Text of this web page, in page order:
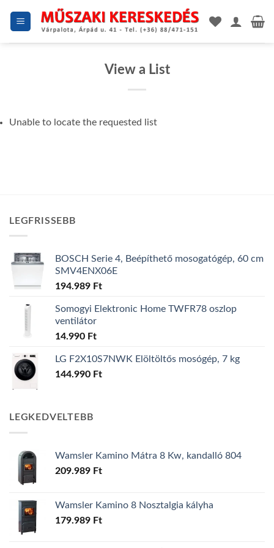
View a List
Unable to locate the requested list
LEGFRISSEBB
BOSCH Serie 4, Beépíthető mosogatógép, 60 cm
SMV4ENX06E
194.989 Ft
Somogyi Elektronic Home TWFR78 oszlop
ventilátor
14.990 Ft
LG F2X10S7NWK Elöltöltős mosógép, 7 kg
144.990 Ft
LEGKEDVELTEBB
Wamsler Kamino Mátra 8 Kw, kandalló 804
209.989 Ft
Wamsler Kamino 8 Nosztalgia kályha
179.989 Ft